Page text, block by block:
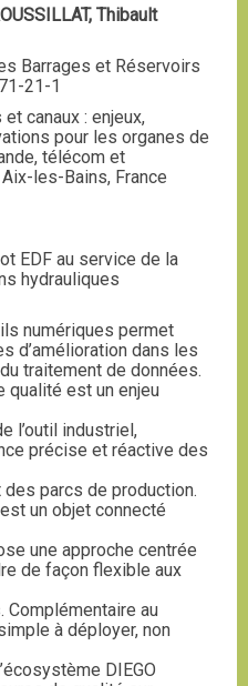
Thibault
Barrages et Réservoirs
21-1
canaux : enjeux,
pour les organes de
télécom et
les-Bains, France
EDF au service de la
hydrauliques
numériques permet
d’amélioration dans les
traitement de données.
qualité est un enjeu
l’outil industriel,
précise et réactive des
des parcs de production.
un objet connecté
une approche centrée
de façon flexible aux
Complémentaire au
à déployer, non
DIEGO